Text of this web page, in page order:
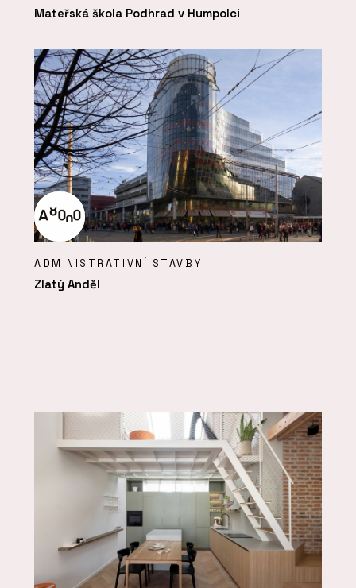
Mateřská škola Podhrad v Humpolci
ADMINISTRATIVNÍ STAVBY
Zlatý Anděl